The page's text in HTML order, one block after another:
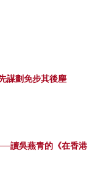
謀劃免步其後塵
讀吳燕青的《在香港